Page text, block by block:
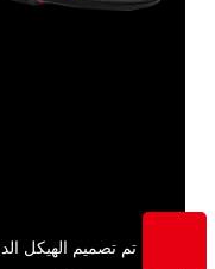
تم تصميم الهيكل